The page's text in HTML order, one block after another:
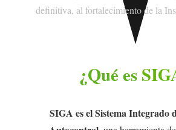
definitiva, al fortalecimiento de la
¿Qué es
SIGA es el Sistema Integrado